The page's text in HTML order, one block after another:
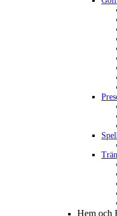
Hem och